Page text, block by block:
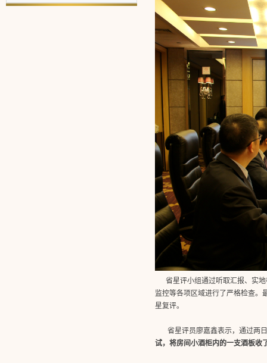
省星评小组通过听取汇报、实地
监控等各项区域进行了严格检查。
星复评。
省星评员廖嘉鑫表示， 通过两
试，将房间小酒柜内的一支酒板收